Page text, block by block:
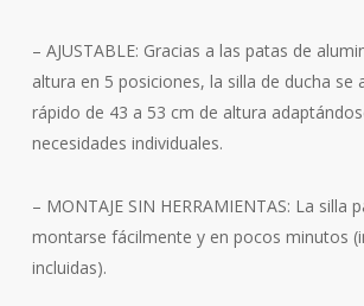
– AJUSTABLE: Gracias a las patas de
altura en 5 posiciones, la silla de ducha se
rápido de 43 a 53 cm de altura
necesidades individuales.
– MONTAJE SIN HERRAMIENTAS: La silla
montarse fácilmente y en pocos minutos
incluidas).